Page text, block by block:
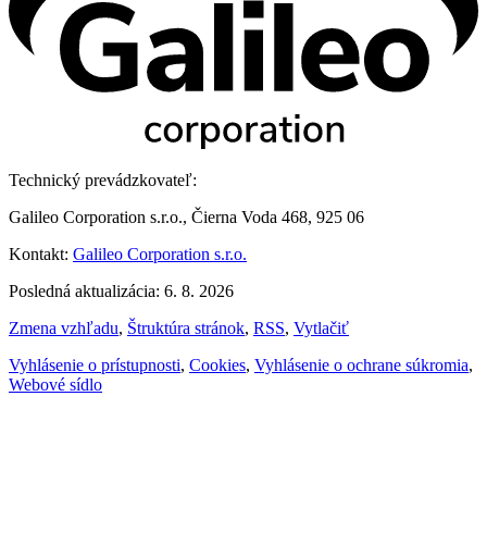
Technický prevádzkovateľ:
Galileo Corporation s.r.o., Čierna Voda 468, 925 06
Kontakt: Galileo Corporation s.r.o.
Posledná aktualizácia: 6. 8. 2026
Zmena vzhľadu, Štruktúra stránok, RSS, Vytlačiť
Vyhlásenie o prístupnosti, Cookies, Vyhlásenie o ochrane súkromia,
Webové sídlo